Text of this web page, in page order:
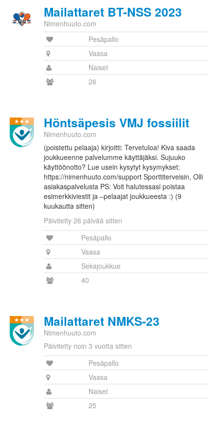
Mailattaret BT-NSS 2023
Nimenhuuto.com
Pesäpallo
Vaasa
Naiset
26
Höntsäpesis VMJ fossiilit
Nimenhuuto.com
(poistettu pelaaja) kirjoitti: Tervetuloa! Kiva saada
joukkueenne palvelumme käyttäjäksi. Sujuuko
käyttöönotto? Lue usein kysytyt kysymykset:
https://nimenhuuto.com/support Sporttiterveisin, Olli
asiakaspalvelusta PS: Voit halutessasi poistaa
esimerkkiviestit ja –pelaajat joukkueesta :) (9
kuukautta sitten)
Päivitetty 26 päivää sitten
Pesäpallo
Vaasa
Sekajoukkue
40
Mailattaret NMKS-23
Nimenhuuto.com
Päivitetty noin 3 vuotta sitten
Pesäpallo
Vaasa
Naiset
25